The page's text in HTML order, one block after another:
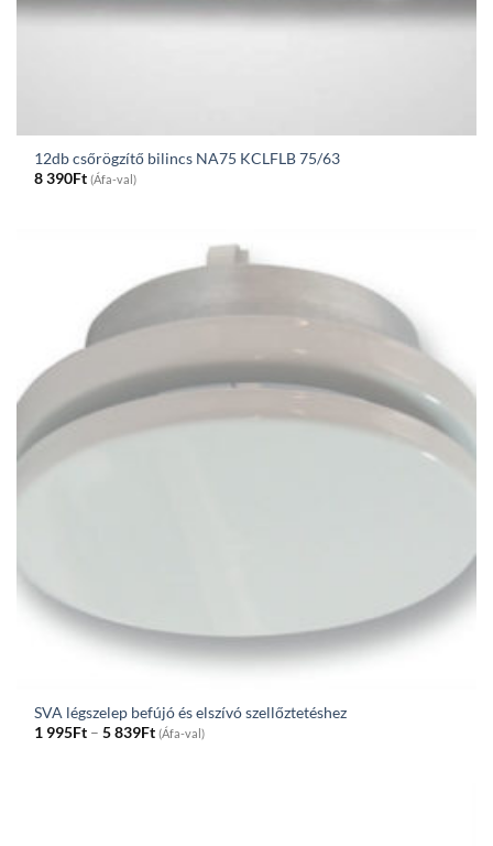
12db csőrögzítő bilincs NA75 KCLFLB 75/63
8 390Ft (Áfa-val)
SVA légszelep befújó és elszívó szellőztetéshez
1 995Ft – 5 839FtPrice
range:
(Áfa-val)